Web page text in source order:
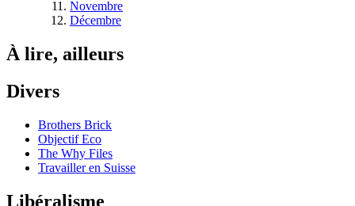
Novembre
Décembre
À lire, ailleurs
Divers
Brothers Brick
Objectif Eco
The Why Files
Travailler en Suisse
Libéralisme